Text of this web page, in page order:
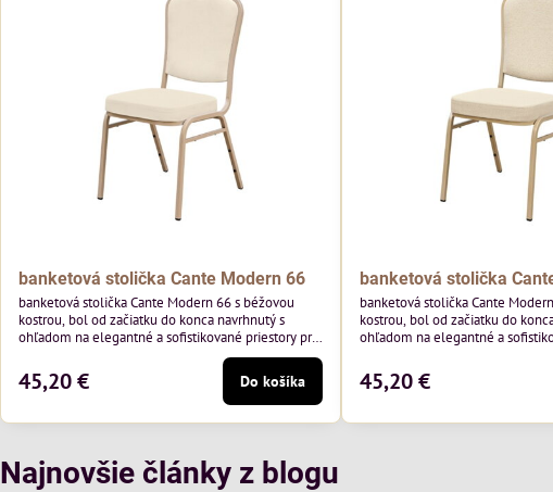
banketová stolička Cante Modern 66
banketová stolička Cante Modern 66 s béžovou
kostrou, bol od začiatku do konca navrhnutý s
ohľadom na elegantné a sofistikované priestory pre
pohostinstvá. Má béžový rám a čalúnenie Soro 02
od poľskej značky Davis – béžová farba s mäkkým
povrchom je ideálna do svetlých priestorov.
Stolička kombinuje klasický dizajn s modernou
funkčnosťou. Je odolná, pohodlná a pripravená na
45,20 € Do košíka
banketová stolička
banketová stolička Cante
kostrou, bol od začiatku do
ohľadom na elegantné a
pohostinstvá. Má zlatý rám a
poľskej značky Davis – béžová
povrchom je ideálna do
Stolička kombinuje klasický
funkčnosťou. Je odolná,
45,20 €
Najnovšie články z blogu